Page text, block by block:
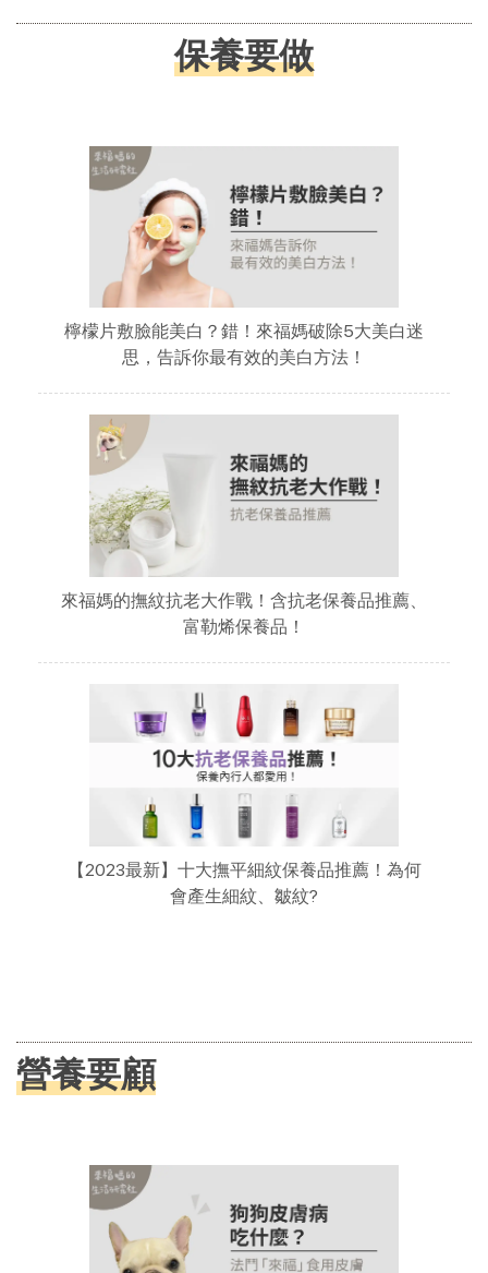
保養要做
檸檬片敷臉能美白？錯！來福媽破除5大美白迷
思，告訴你最有效的美白方法！
來福媽的撫紋抗老大作戰！含抗老保養品推薦、
富勒烯保養品！
【2023最新】十大撫平細紋保養品推薦！為何
會產生細紋、皺紋?
營養要顧